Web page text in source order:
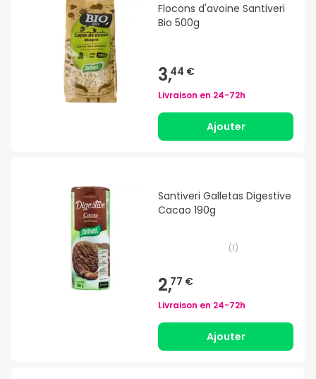
Flocons d'avoine Santiveri
Bio 500g
3,44 €
Livraison en 24-72h
Ajouter
Santiveri Galletas Digestive
Cacao 190g
(1)
2,77 €
Livraison en 24-72h
Ajouter